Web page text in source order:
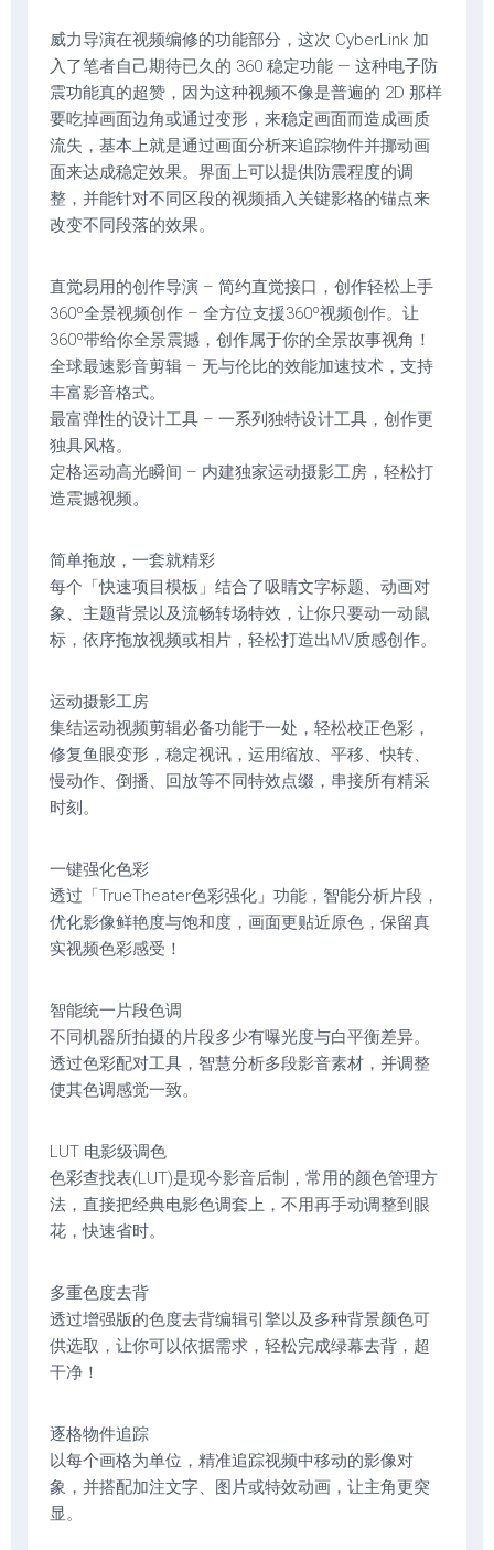
威力导演在视频编修的功能部分，这次 CyberLink 加
入了笔者自己期待已久的 360 稳定功能 — 这种电子防
震功能真的超赞，因为这种视频不像是普遍的 2D 那样
要吃掉画面边角或通过变形，来稳定画面而造成画质
流失，基本上就是通过画面分析来追踪物件并挪动画
面来达成稳定效果。界面上可以提供防震程度的调
整，并能针对不同区段的视频插入关键影格的锚点来
改变不同段落的效果。
直觉易用的创作导演 – 简约直觉接口，创作轻松上手
360º全景视频创作 – 全方位支援360º视频创作。让
360º带给你全景震撼，创作属于你的全景故事视角！
全球最速影音剪辑 – 无与伦比的效能加速技术，支持
丰富影音格式。
最富弹性的设计工具 – 一系列独特设计工具，创作更
独具风格。
定格运动高光瞬间 – 内建独家运动摄影工房，轻松打
造震撼视频。
简单拖放，一套就精彩
每个「快速项目模板」结合了吸睛文字标题、动画对
象、主题背景以及流畅转场特效，让你只要动一动鼠
标，依序拖放视频或相片，轻松打造出MV质感创作。
运动摄影工房
集结运动视频剪辑必备功能于一处，轻松校正色彩，
修复鱼眼变形，稳定视讯，运用缩放、平移、快转、
慢动作、倒播、回放等不同特效点缀，串接所有精采
时刻。
一键强化色彩
透过「TrueTheater色彩强化」功能，智能分析片段，
优化影像鲜艳度与饱和度，画面更贴近原色，保留真
实视频色彩感受！
智能统一片段色调
不同机器所拍摄的片段多少有曝光度与白平衡差异。
透过色彩配对工具，智慧分析多段影音素材，并调整
使其色调感觉一致。
LUT 电影级调色
色彩查找表(LUT)是现今影音后制，常用的颜色管理方
法，直接把经典电影色调套上，不用再手动调整到眼
花，快速省时。
多重色度去背
透过增强版的色度去背编辑引擎以及多种背景颜色可
供选取，让你可以依据需求，轻松完成绿幕去背，超
干净！
逐格物件追踪
以每个画格为单位，精准追踪视频中移动的影像对
象，并搭配加注文字、图片或特效动画，让主角更突
显。